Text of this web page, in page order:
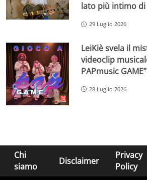
lato più intimo
29 Luglio 2026
LeiKiè svela il
videoclip
PAPmusic GAME”
28 Luglio 2026
Chi
siamo
Disclaimer
Privacy
Policy